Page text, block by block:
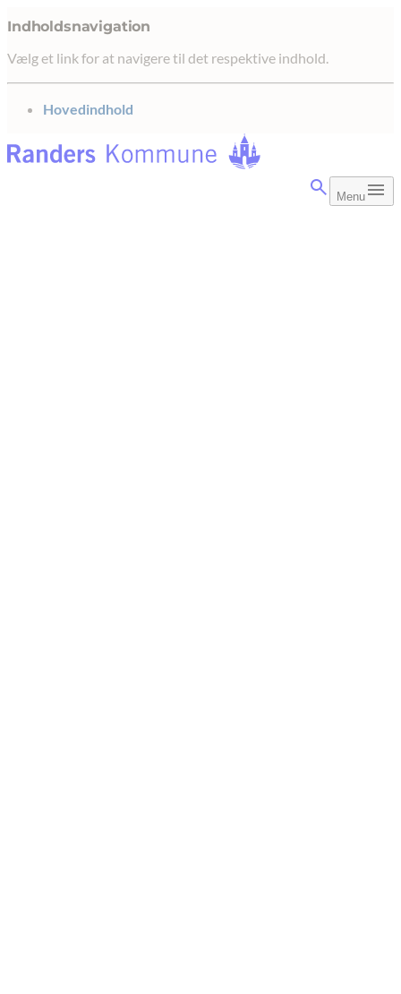
Indholdsnavigation
Vælg et link for at navigere til det respektive indhold.
gå til
Hovedindhold
Menu